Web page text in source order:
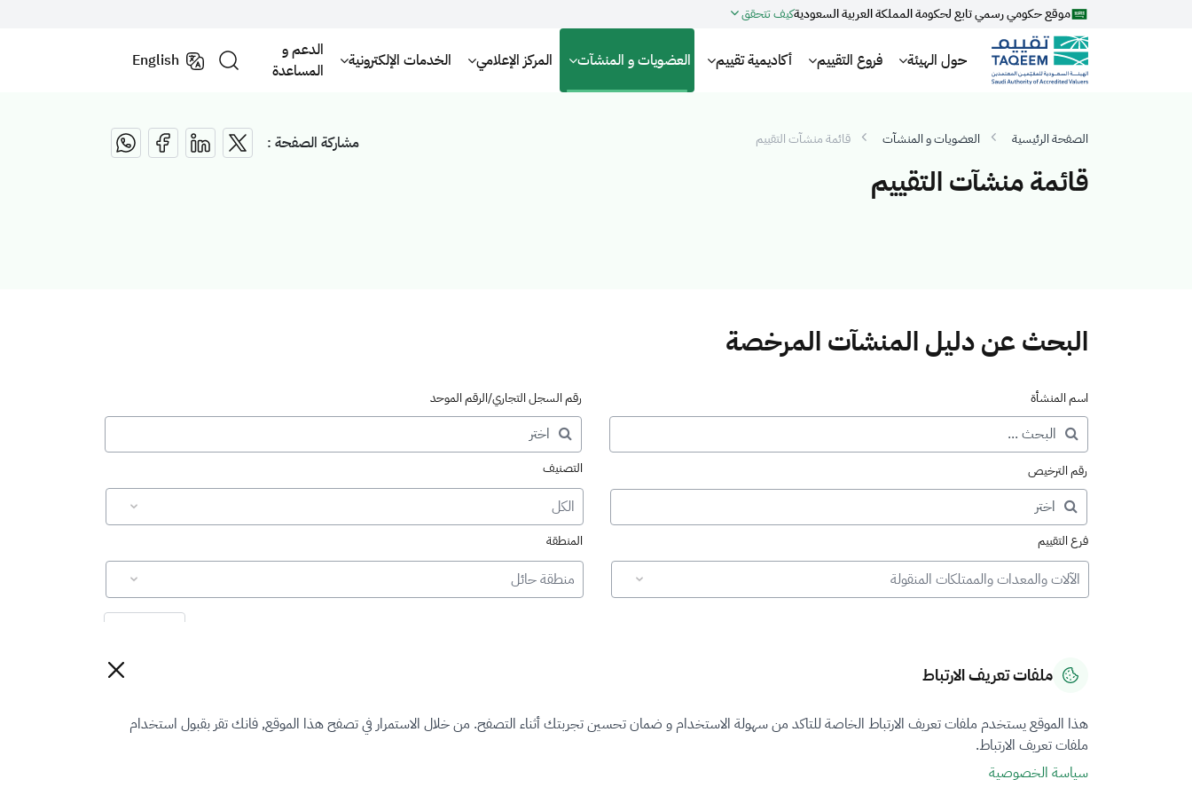
موقع حكومي رسمي تابع لحكومة المملكة العربية السعوديةكيف تتحقق
حول الهيئة فروع التقييم أكاديمية تقييم العضويات و المنشآت المركز الإعلامي الخدمات الإلكترونية
الدعم و
المساعدة
English
الصفحة الرئيسية العضويات و المنشآت قائمة منشآت التقييم مشاركة الصفحة :
قائمة منشآت التقييم
البحث عن دليل المنشآت المرخصة
اسم المنشأة رقم السجل التجاري/الرقم الموحد
رقم الترخيص التصنيف
الكل
فرع التقييم
الآلات والمعدات والممتلكات المنقولة
المنطقة
منطقة حائل
نتيجة البحث عن "المنشآت المرخصة"
ملفات تعريف الارتباط
هذا الموقع يستخدم ملفات تعريف الارتباط الخاصة للتاكد من سهولة الاستخدام و ضمان تحسين تجربتك أثناء التصفح. من خلال الاستمرار في تصفح هذا الموقع, فانك تقر بقبول استخدام
ملفات تعريف الارتباط.
سياسة الخصوصية